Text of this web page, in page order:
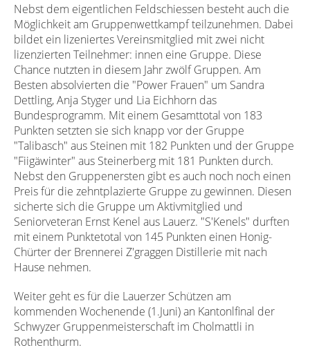
Nebst dem eigentlichen Feldschiessen besteht auch die
Möglichkeit am Gruppenwettkampf teilzunehmen. Dabei
bildet ein lizeniertes Vereinsmitglied mit zwei nicht
lizenzierten Teilnehmer: innen eine Gruppe. Diese
Chance nutzten in diesem Jahr zwölf Gruppen. Am
Besten absolvierten die "Power Frauen" um Sandra
Dettling, Anja Styger und Lia Eichhorn das
Bundesprogramm. Mit einem Gesamttotal von 183
Punkten setzten sie sich knapp vor der Gruppe
"Talibasch" aus Steinen mit 182 Punkten und der Gruppe
"Fiigäwinter" aus Steinerberg mit 181 Punkten durch.
Nebst den Gruppenersten gibt es auch noch noch einen
Preis für die zehntplazierte Gruppe zu gewinnen. Diesen
sicherte sich die Gruppe um Aktivmitglied und
Seniorveteran Ernst Kenel aus Lauerz. "S'Kenels" durften
mit einem Punktetotal von 145 Punkten einen Honig-
Chürter der Brennerei Z'graggen Distillerie mit nach
Hause nehmen.
Weiter geht es für die Lauerzer Schützen am
kommenden Wochenende (1.Juni) an Kantonlfinal der
Schwyzer Gruppenmeisterschaft im Cholmattli in
Rothenthurm.